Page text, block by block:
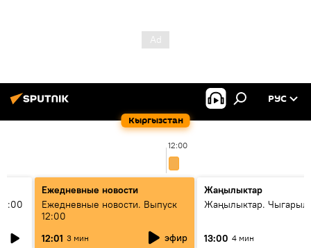
Кыргызстан
РУС
12:00
Ежедневные новости
Ежедневные новости. Выпуск
12:00
12:01 3 мин эфир
Жаңылыктар
Жаңылыктар.
13:00 4 мин